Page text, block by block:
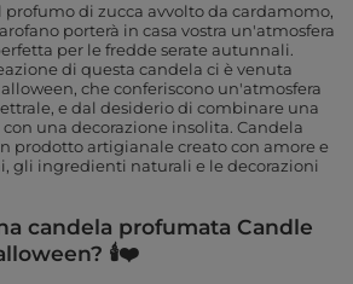
profumo di zucca avvolto da cardamomo,
porterà in casa vostra un'atmosfera
per le fredde serate autunnali.
di questa candela ci è venuta
che conferiscono un'atmosfera
e dal desiderio di combinare una
una decorazione insolita. Candela
prodotto artigianale creato con amore e
gli ingredienti naturali e le decorazioni
candela profumata Candle
🕯❤️